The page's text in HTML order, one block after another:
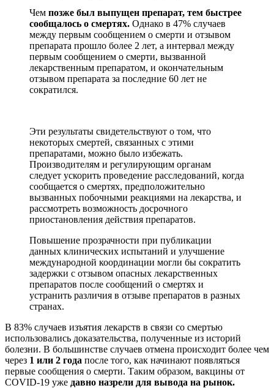
Чем позже был выпущен препарат, тем быстрее
сообщалось о смертях. Однако в 47% случаев
между первым сообщением о смерти и отзывом
препарата прошло более 2 лет, а интервал между
первым сообщением о смерти, вызванной
лекарственным препаратом, и окончательным
отзывом препарата за последние 60 лет не
сократился.
Эти результаты свидетельствуют о том, что
некоторых смертей, связанных с этими
препаратами, можно было избежать.
Производителям и регулирующим органам
следует ускорить проведение расследований, когда
сообщается о смертях, предположительно
вызванных побочными реакциями на лекарства, и
рассмотреть возможность досрочного
приостановления действия препаратов.
Повышение прозрачности при публикации
данных клинических испытаний и улучшение
международной координации могли бы сократить
задержки с отзывом опасных лекарственных
препаратов после сообщений о смертях и
устранить различия в отзыве препаратов в разных
странах.
В 83% случаев изъятия лекарств в связи со смертью
использовались доказательства, полученные из историй
болезни. В большинстве случаев отмена происходит более чем
через 1 или 2 года после того, как начинают появляться
первые сообщения о смерти. Таким образом, вакцины от
COVID-19 уже давно назрели для вывода на рынок.